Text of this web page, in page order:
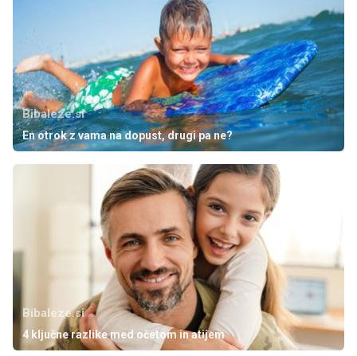
Bibaleze.si
En otrok z vama na dopust, drugi pa ne?
Bibaleze.si
4 ključne razlike med očetom in atijem